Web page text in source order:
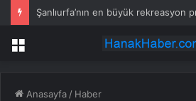
Menü
Anasayfa / Haber